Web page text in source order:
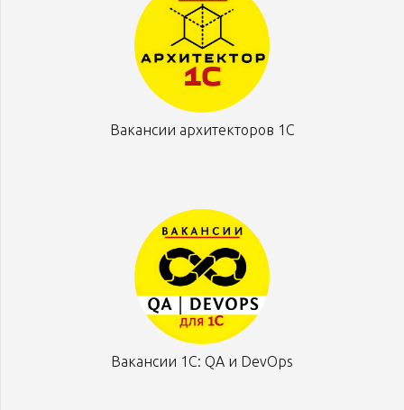
Вакансии архитекторов 1С
Вакансии 1С: QA и DevOps